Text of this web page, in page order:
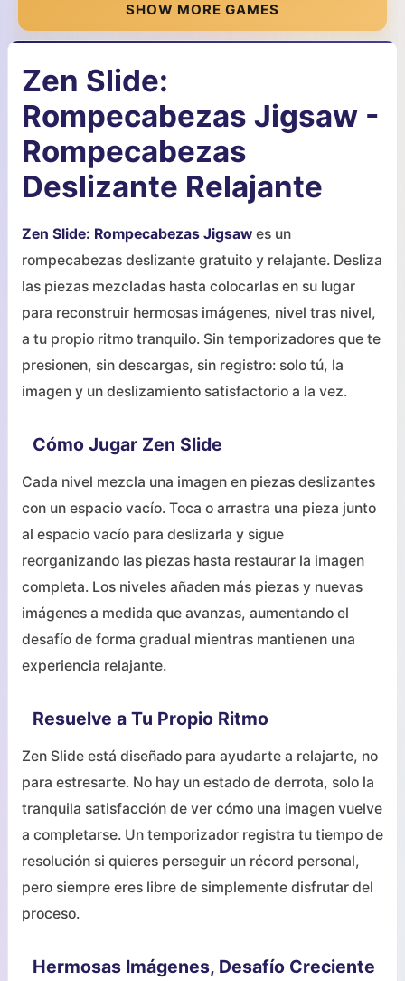
SHOW MORE GAMES
Zen Slide:
Rompecabezas Jigsaw -
Rompecabezas
Deslizante Relajante
Zen Slide: Rompecabezas Jigsaw es un
rompecabezas deslizante gratuito y relajante. Desliza
las piezas mezcladas hasta colocarlas en su lugar
para reconstruir hermosas imágenes, nivel tras nivel,
a tu propio ritmo tranquilo. Sin temporizadores que te
presionen, sin descargas, sin registro: solo tú, la
imagen y un deslizamiento satisfactorio a la vez.
Cómo Jugar Zen Slide
Cada nivel mezcla una imagen en piezas deslizantes
con un espacio vacío. Toca o arrastra una pieza junto
al espacio vacío para deslizarla y sigue
reorganizando las piezas hasta restaurar la imagen
completa. Los niveles añaden más piezas y nuevas
imágenes a medida que avanzas, aumentando el
desafío de forma gradual mientras mantienen una
experiencia relajante.
Resuelve a Tu Propio Ritmo
Zen Slide está diseñado para ayudarte a relajarte, no
para estresarte. No hay un estado de derrota, solo la
tranquila satisfacción de ver cómo una imagen vuelve
a completarse. Un temporizador registra tu tiempo de
resolución si quieres perseguir un récord personal,
pero siempre eres libre de simplemente disfrutar del
proceso.
Hermosas Imágenes, Desafío Creciente